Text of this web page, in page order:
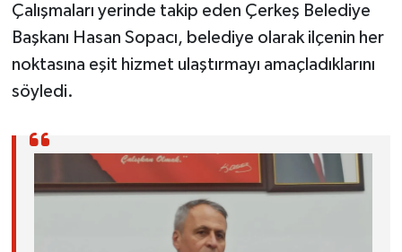
Çalışmaları yerinde takip eden Çerkeş Belediye
Başkanı Hasan Sopacı, belediye olarak ilçenin her
noktasına eşit hizmet ulaştırmayı amaçladıklarını
söyledi.